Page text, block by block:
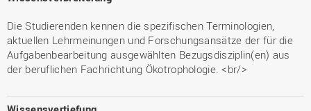
Die Studierenden kennen die spezifischen Terminologien,
aktuellen Lehrmeinungen und Forschungsansätze der für die
Aufgabenbearbeitung ausgewählten Bezugsdisziplin(en) aus
der beruflichen Fachrichtung Ökotrophologie. <br/>